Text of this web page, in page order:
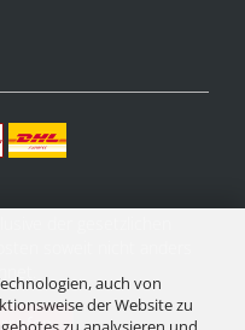
auch von
der Website zu